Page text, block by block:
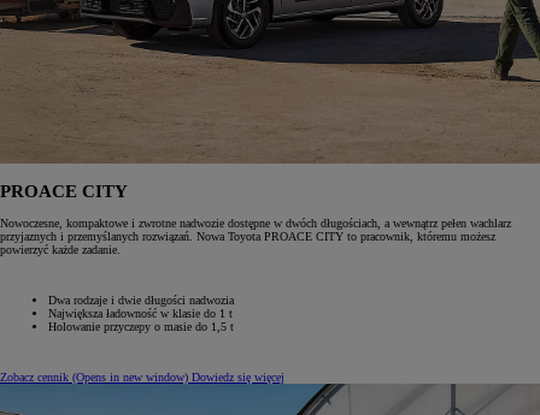
PROACE CITY
Nowoczesne, kompaktowe i zwrotne nadwozie dostępne w dwóch długościach, a wewnątrz pełen wachlarz
przyjaznych i przemyślanych rozwiązań. Nowa Toyota PROACE CITY to pracownik, któremu możesz
powierzyć każde zadanie.
Dwa rodzaje i dwie długości nadwozia
Największa ładowność w klasie do 1 t
Holowanie przyczepy o masie do 1,5 t
Zobacz cennik (Opens in new window) Dowiedz się więcej